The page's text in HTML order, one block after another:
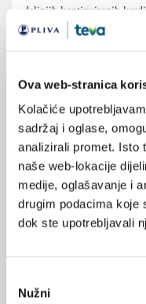
Ova web-stranica
Kolačiće
sadržaj i oglase,
analizirali promet. Isto
naše web-lokacije
medije, oglašavanje i
drugim podacima koje
dok ste upotrebljavali
pristanka
Nužni
daljnjih kontinuiranih
propisane farmakološke
optimalan nastavak
prevencija. Provođenje
vjerojatno najefikasniji i
smanjenju
života čime se dugoročno
skrbi za ovu skupinu
Prema iskustvu centra u
prekasno budu upućeni na